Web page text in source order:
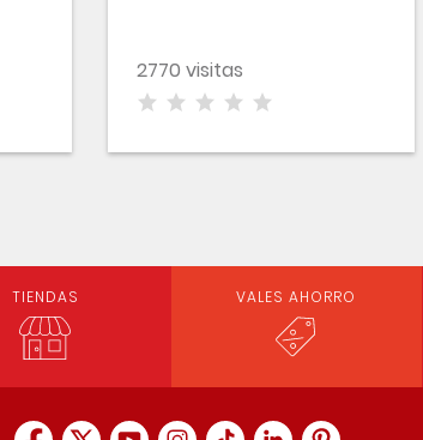
2770 visitas
TIENDAS VALES AHORRO